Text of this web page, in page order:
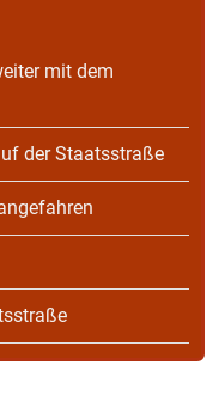
mit dem
der Staatsstraße